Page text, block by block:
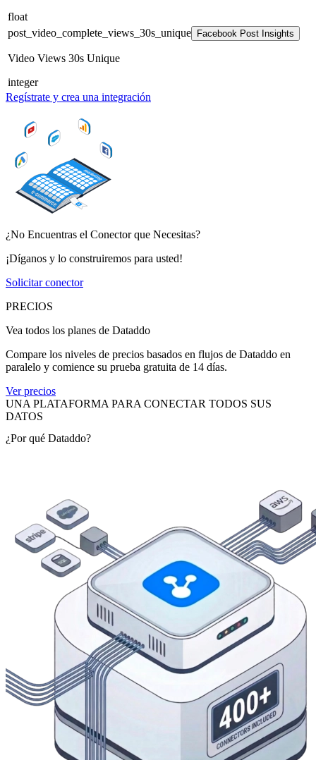
float
post_video_complete_views_30s_unique
Facebook Post Insights
Video Views 30s Unique
integer
Regístrate y crea una integración
¿No Encuentras el Conector que Necesitas?
¡Díganos y lo construiremos para usted!
Solicitar conector
PRECIOS
Vea todos los planes de Dataddo
Compare los niveles de precios basados en flujos de Dataddo en
paralelo y comience su prueba gratuita de 14 días.
Ver precios
UNA PLATAFORMA PARA CONECTAR TODOS SUS
DATOS
¿Por qué Dataddo?